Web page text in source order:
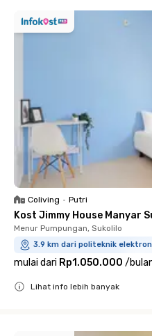
Coliving • Putri
Kost Jimmy House Manyar
Menur Pumpungan, Sukolilo
3.9 km dari politeknik
mulai dari Rp1.050.000 /
Lihat info lebih banyak